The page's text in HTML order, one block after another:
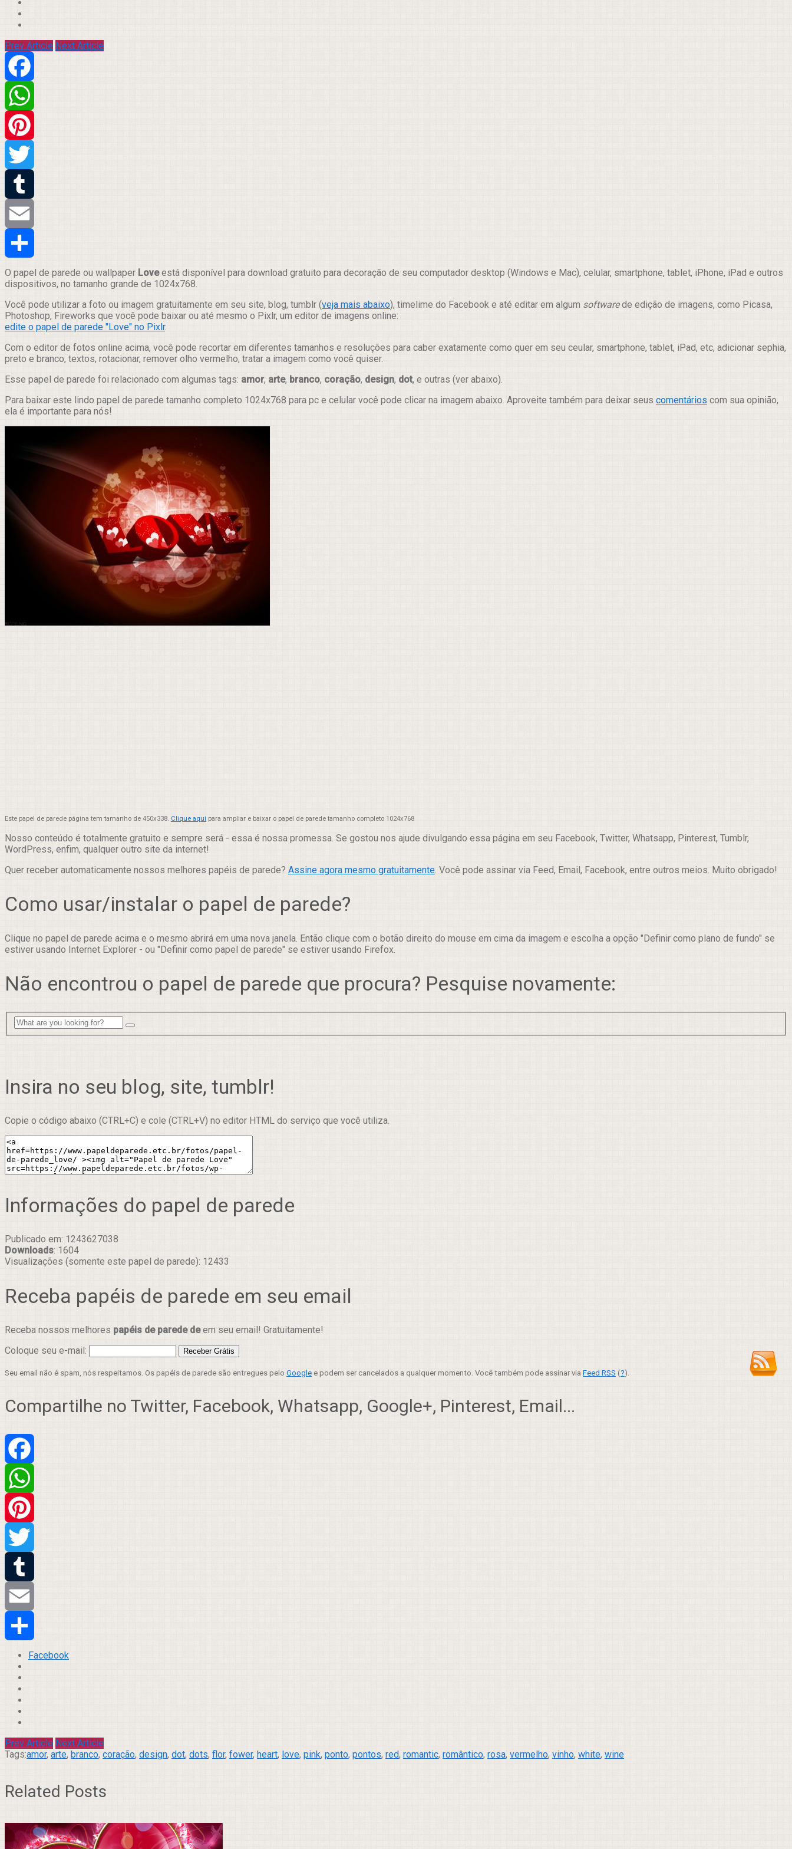
Prev Article Next Article
Facebook
WhatsApp
Pinterest
Twitter
Tumblr
Email
Compartilhar
O papel de parede ou wallpaper Loveestá disponível para download gratuito para decoração de seu computador desktop (Windows e Mac), celular, smartphone, tablet, iPhone, iPad e outros
dispositivos, no tamanho grande de 1024x768.
Você pode utilizar a foto ou imagem gratuitamente em seu site, blog, tumblr (veja mais abaixo), timelime do Facebook e até editar em algum softwarede edição de imagens, como Picasa,
Photoshop, Fireworks que você pode baixar ou até mesmo o Pixlr, um editor de imagens online:
edite o papel de parede "Love" no Pixlr.
Com o editor de fotos online acima, você pode recortar em diferentes tamanhos e resoluções para caber exatamente como quer em seu ceular, smartphone, tablet, iPad, etc, adicionar sephia,
preto e branco, textos, rotacionar, remover olho vermelho, tratar a imagem como você quiser.
Esse papel de parede foi relacionado com algumas tags: amor, arte, branco, coração, design, dot, e outras (ver abaixo).
Para baixar este lindo papel de parede tamanho completo 1024x768 para pc e celular você pode clicar na imagem abaixo. Aproveite também para deixar seus comentários com sua opinião,
ela é importante para nós!
Este papel de parede página tem tamanho de 450x338. Clique aqui para ampliar e baixar o papel de parede tamanho completo 1024x768
Nosso conteúdo é totalmente gratuito e sempre será - essa é nossa promessa. Se gostou nos ajude divulgando essa página em seu Facebook, Twitter, Whatsapp, Pinterest, Tumblr,
WordPress, enfim, qualquer outro site da internet!
Quer receber automaticamente nossos melhores papéis de parede? Assine agora mesmo gratuitamente. Você pode assinar via Feed, Email, Facebook, entre outros meios. Muito obrigado!
Como usar/instalar o papel de parede?
Clique no papel de parede acima e o mesmo abrirá em uma nova janela. Então clique com o botão direito do mouse em cima da imagem e escolha a opção "Definir como plano de fundo" se
estiver usando Internet Explorer - ou "Definir como papel de parede" se estiver usando Firefox.
Não encontrou o papel de parede que procura? Pesquise novamente:
Insira no seu blog, site, tumblr!
Copie o código abaixo (CTRL+C) e cole (CTRL+V) no editor HTML do serviço que você utiliza.
Informações do papel de parede
Publicado em: 1243627038
Downloads: 1604
Visualizações (somente este papel de parede): 12433
Receba papéis de parede em seu email
Receba nossos melhores papéis de parede deem seu email! Gratuitamente!
Coloque seu e-mail:
Seu email não é spam, nós respeitamos. Os papéis de parede são entregues pelo Google e podem ser cancelados a qualquer momento. Você também pode assinar via Feed RSS (?).
Compartilhe no Twitter, Facebook, Whatsapp, Google+, Pinterest, Email...
Facebook
WhatsApp
Pinterest
Twitter
Tumblr
Email
Compartilhar
Facebook
Prev Article Next Article
Tags:amor, arte, branco, coração, design, dot, dots, flor, fower, heart, love, pink, ponto, pontos, red, romantic, romântico, rosa, vermelho, vinho, white, wine
Related Posts